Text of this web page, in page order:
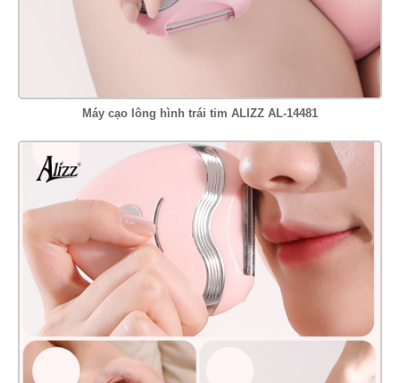
Máy cạo lông hình trái tim ALIZZ AL-14481